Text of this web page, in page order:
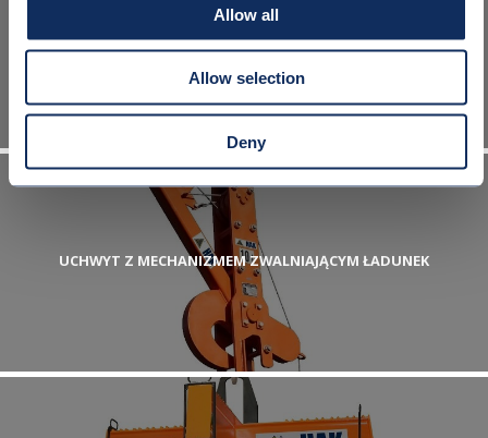
Allow all
Allow selection
Deny
UCHWYT DO PAKIETÓW BLACH
UCHWYT Z MECHANIZMEM ZWALNIAJĄCYM ŁADUNEK